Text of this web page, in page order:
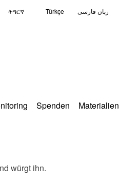
ትግርኛ Türkçe زبان فارسی
Spenden Materialien
würgt ihn.